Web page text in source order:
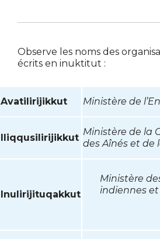
Observe les noms des
écrits en inuktitut :
Avatilirijikkut Ministère de
Iliqqusilirijikkut
Ministère de la
des Aînés et de
Inulirijituqakkut
Ministère
indiennes